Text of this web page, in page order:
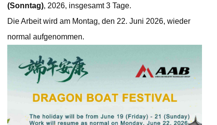
(Sonntag), 2026, insgesamt 3 Tage.
Die Arbeit wird am Montag, den 22. Juni 2026, wieder
normal aufgenommen.